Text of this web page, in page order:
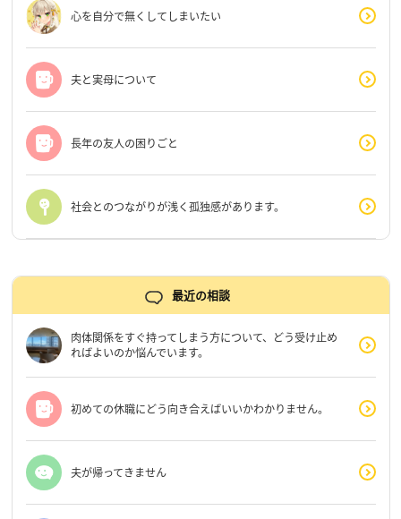
心を自分で無くしてしまいたい
夫と実母について
長年の友人の困りごと
社会とのつながりが浅く孤独感があります。
最近の相談
肉体関係をすぐ持ってしまう方について、どう受け止め
ればよいのか悩んでいます。
初めての休職にどう向き合えばいいかわかりません。
夫が帰ってきません